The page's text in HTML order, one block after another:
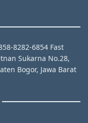
8282-6854 Fast
Sukarna No.28,
Bogor, Jawa Barat